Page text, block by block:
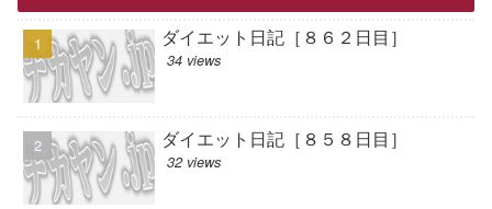
ダイエット日記［８６２日目］
34 views
ダイエット日記［８５８日目］
32 views